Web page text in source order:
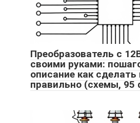
Преобразователь с
своими руками:
описание как сделать
правильно (схемы, 95